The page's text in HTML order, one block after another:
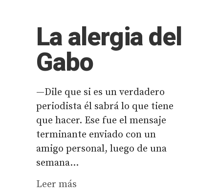
La alergia del
Gabo
—Dile que si es un verdadero
periodista él sabrá lo que tiene
que hacer. Ese fue el mensaje
terminante enviado con un
amigo personal, luego de una
semana...
Leer más